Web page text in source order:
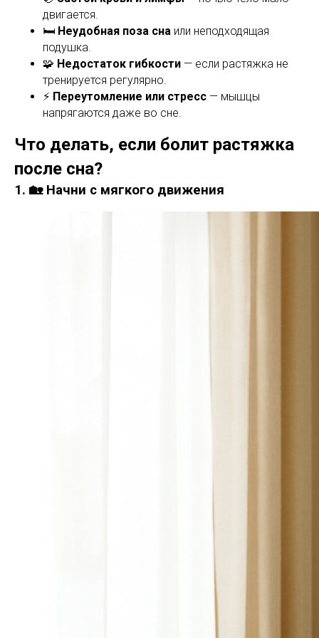
двигается.
🛏️ Неудобная поза сна или неподходящая
подушка.
🧩 Недостаток гибкости — если растяжка не
тренируется регулярно.
⚡ Переутомление или стресс — мышцы
напрягаются даже во сне.
Что делать, если болит растяжка
после сна?
1. 🏡 Начни с мягкого движения